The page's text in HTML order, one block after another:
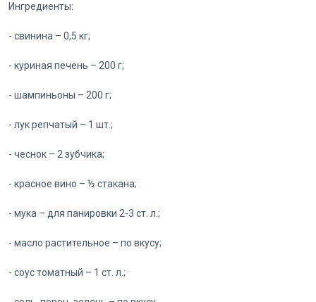
Ингредиенты:
- свинина – 0,5 кг;
- куриная печень – 200 г;
- шампиньоны – 200 г;
- лук репчатый – 1 шт.;
- чеснок – 2 зубчика;
- красное вино – ½ стакана;
- мука – для панировки 2-3 ст. л.;
- масло растительное – по вкусу;
- соус томатный – 1 ст. л.;